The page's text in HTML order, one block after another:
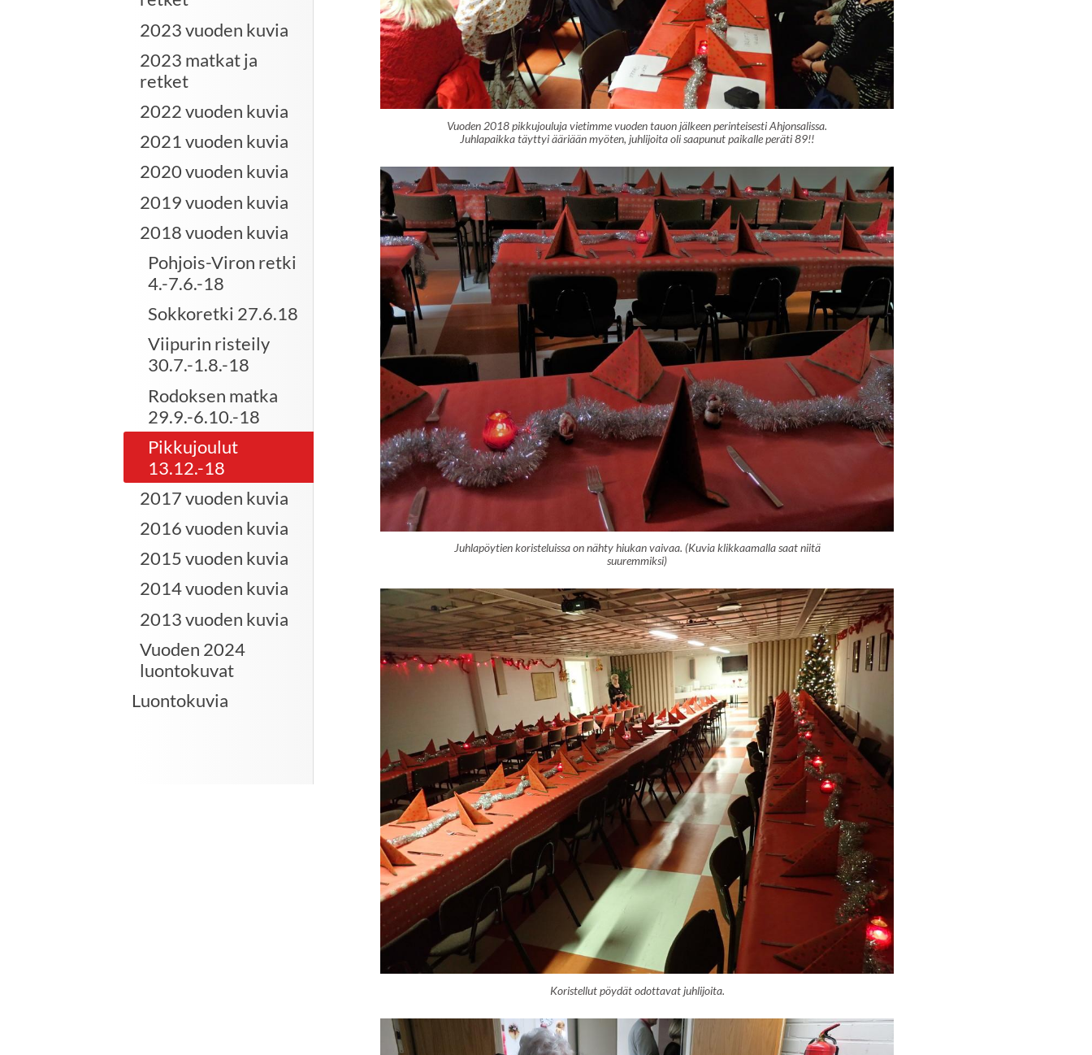
2023 vuoden kuvia
2023 matkat ja
retket
2022 vuoden kuvia
2021 vuoden kuvia
2020 vuoden kuvia
2019 vuoden kuvia
2018 vuoden kuvia
Pohjois-Viron retki
4.-7.6.-18
Sokkoretki 27.6.18
Viipurin risteily
30.7.-1.8.-18
Rodoksen matka
29.9.-6.10.-18
Pikkujoulut
13.12.-18
2017 vuoden kuvia
2016 vuoden kuvia
2015 vuoden kuvia
2014 vuoden kuvia
2013 vuoden kuvia
Vuoden 2024
luontokuvat
Luontokuvia
Vuoden 2018 pikkujouluja vietimme vuoden tauon jälkeen perinteisesti Ahjonsalissa.
Juhlapaikka täyttyi ääriään myöten, juhlijoita oli saapunut paikalle peräti 89!!
Juhlapöytien koristeluissa on nähty hiukan vaivaa. (Kuvia klikkaamalla saat niitä
suuremmiksi)
Koristellut pöydät odottavat juhlijoita.